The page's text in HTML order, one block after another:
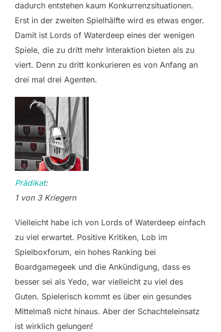
dadurch entstehen kaum Konkurrenzsituationen.
Erst in der zweiten Spielhälfte wird es etwas enger.
Damit ist Lords of Waterdeep eines der wenigen
Spiele, die zu dritt mehr Interaktion bieten als zu
viert. Denn zu dritt konkurieren es von Anfang an
drei mal drei Agenten.
Prädikat:
1 von 3 Kriegern
Vielleicht habe ich von Lords of Waterdeep einfach
zu viel erwartet. Positive Kritiken, Lob im
Spielboxforum, ein hohes Ranking bei
Boardgamegeek und die Ankündigung, dass es
besser sei als Yedo, war vielleicht zu viel des
Guten. Spielerisch kommt es über ein gesundes
Mittelmaß nicht hinaus. Aber der Schachteleinsatz
ist wirklich gelungen!